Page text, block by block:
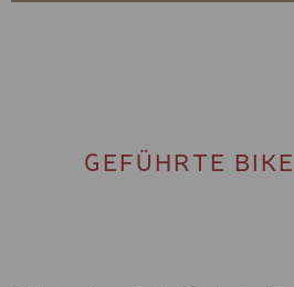
GEFÜHRTE